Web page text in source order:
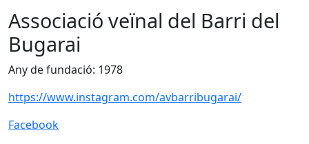
Associació veïnal del Barri del
Bugarai
Any de fundació: 1978
https://www.instagram.com/avbarribugarai/
Facebook